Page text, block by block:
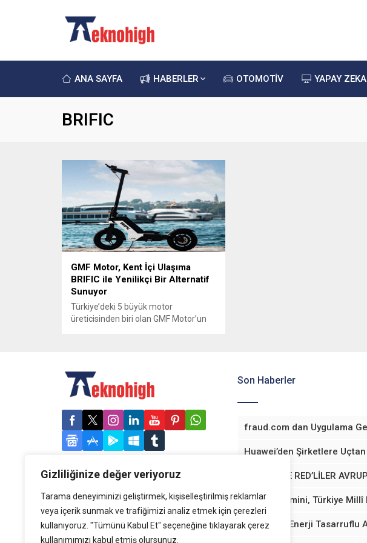
Gizliliğinize değer veriyoruz
Tarama deneyiminizi geliştirmek, kişiselleştirilmiş reklamlar
veya içerik sunmak ve trafiğimizi analiz etmek için çerezleri
kullanıyoruz. "Tümünü Kabul Et" seçeneğine tıklayarak çerez
kullanımımızı kabul etmiş olursunuz.
ANA SAYFA HABERLER OTOMOTİV YAPAY ZEKA
BRIFIC
GMF Motor, Kent İçi Ulaşıma
BRIFIC ile Yenilikçi Bir Alternatif
Sunuyor
Türkiye’deki 5 büyük motor
üreticisinden biri olan GMF Motor’un
olan BRIFIC, inovatif tasarımı ve üstün
çevreci performansıyla, sürdürülebilir
rol üstleniyor. GMF Motor Kurucusu...
Son Haberler